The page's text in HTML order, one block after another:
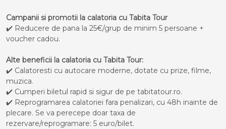
Campanii si promotii la calatoria cu Tabita Tour
✔️ Reducere de pana la 25€/grup de minim 5 persoane +
voucher cadou.
Alte beneficii la calatoria cu Tabita Tour:
✔️ Calatoresti cu autocare moderne, dotate cu prize, filme,
muzica.
✔️ Cumperi biletul rapid si sigur de pe tabitatour.ro.
✔️ Reprogramarea calatoriei fara penalizari, cu 48h inainte de
plecare. Se va perecepe doar taxa de
rezervare/reprogramare: 5 euro/bilet.